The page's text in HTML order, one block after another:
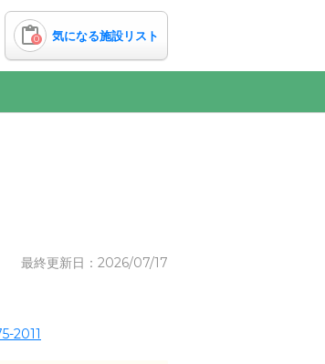
0 気になる施設リスト
最終更新日：2026/07/17
2011